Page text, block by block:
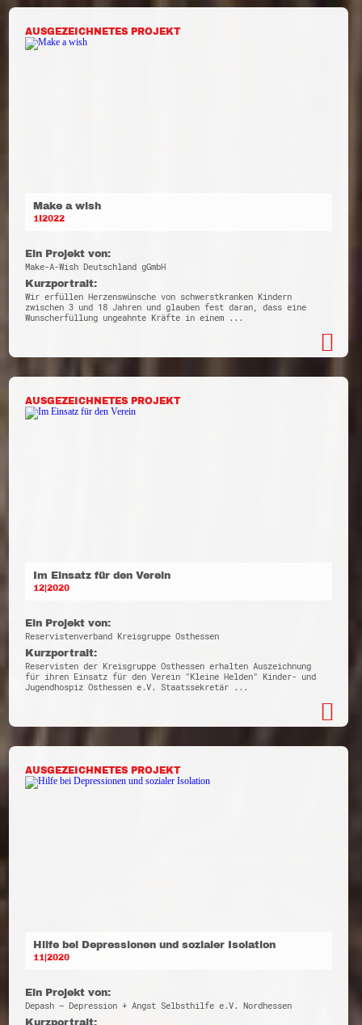
AUSGEZEICHNETES PROJEKT
Make a wish
1I2022
Ein Projekt von:
Make-A-Wish Deutschland gGmbH
Kurzportrait:
Wir erfüllen Herzenswünsche von schwerstkranken Kindern
zwischen 3 und 18 Jahren und glauben fest daran, dass eine
Wunscherfüllung ungeahnte Kräfte in einem ...
AUSGEZEICHNETES PROJEKT
Im Einsatz für den Verein
12|2020
Ein Projekt von:
Reservistenverband Kreisgruppe Osthessen
Kurzportrait:
Reservisten der Kreisgruppe Osthessen erhalten Auszeichnung
für ihren Einsatz für den Verein "Kleine Helden" Kinder- und
Jugendhospiz Osthessen e.V. Staatssekretär ...
AUSGEZEICHNETES PROJEKT
Hilfe bei Depressionen und sozialer Isolation
11|2020
Ein Projekt von:
Depash – Depression + Angst Selbsthilfe e.V. Nordhessen